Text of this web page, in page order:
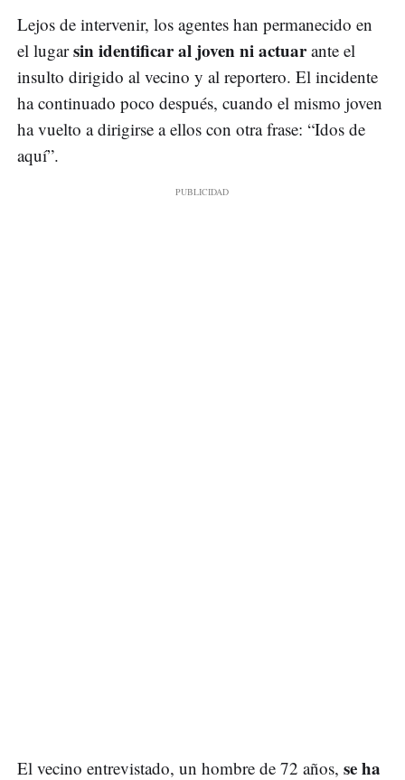
Lejos de intervenir, los agentes han permanecido en
el lugarsin identificar al joven ni actuarante el
insulto dirigido al vecino y al reportero. El incidente
ha continuado poco después, cuando el mismo joven
ha vuelto a dirigirse a ellos con otra frase: “Idos de
aquí”.
El vecino entrevistado, un hombre de 72 años, se ha